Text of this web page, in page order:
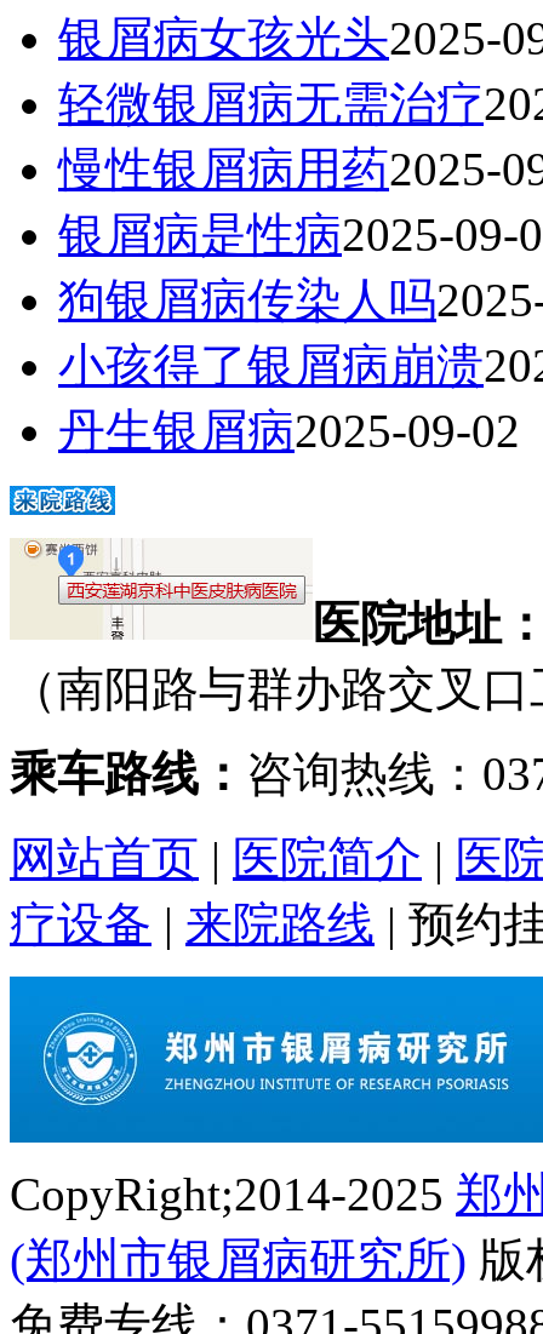
银屑病女孩光头2025-
轻微银屑病无需治疗
慢性银屑病用药2025-
银屑病是性病2025-09-
狗银屑病传染人吗
小孩得了银屑病崩溃
丹生银屑病2025-09-02
医院地址
（南阳路与群办路交叉
乘车路线： 咨询热线：
网站首页 | 医院简介 | 医
疗设备 | 来院路线 | 预约
CopyRight;2014-2025 郑
(郑州市银屑病研究所) 版